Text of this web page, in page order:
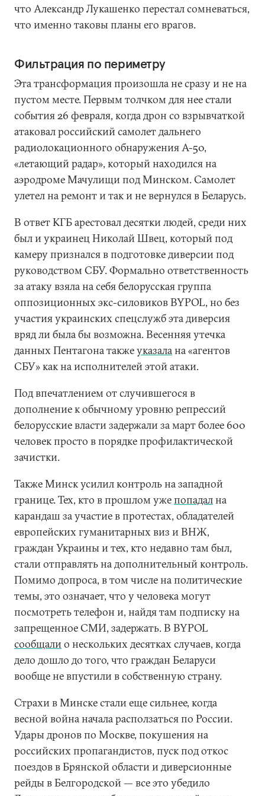
что Александр Лукашенко перестал сомневаться,
что именно таковы планы его врагов.
Фильтрация по периметру
Эта трансформация произошла не сразу и не на
пустом месте. Первым толчком для нее стали
события 26 февраля, когда дрон со взрывчаткой
атаковал российский самолет дальнего
радиолокационного обнаружения А-50,
«летающий радар», который находился на
аэродроме Мачулищи под Минском. Самолет
улетел на ремонт и так и не вернулся в Беларусь.
В ответ КГБ арестовал десятки людей, среди них
был и украинец Николай Швец, который под
камеру признался в подготовке диверсии под
руководством СБУ. Формально ответственность
за атаку взяла на себя белорусская группа
оппозиционных экс-силовиков BYPOL, но без
участия украинских спецслужб эта диверсия
вряд ли была бы возможна. Весенняя утечка
данных Пентагона такжеуказалана «агентов
СБУ» как на исполнителей этой атаки.
Под впечатлением от случившегося в
дополнение к обычному уровню репрессий
белорусские власти задержали за март более 600
человек просто в порядке профилактической
зачистки.
Также Минск усилил контроль на западной
границе. Тех, кто в прошлом ужепопадална
карандаш за участие в протестах, обладателей
европейских гуманитарных виз и ВНЖ,
граждан Украины и тех, кто недавно там был,
стали отправлять на дополнительный контроль.
Помимо допроса, в том числе на политические
темы, это означает, что у человека могут
посмотреть телефон и, найдя там подписку на
запрещенное СМИ, задержать. В BYPOL
сообщалио нескольких десятках случаев, когда
дело дошло до того, что граждан Беларуси
вообще не впустили в собственную страну.
Страхи в Минске стали еще сильнее, когда
весной война начала расползаться по России.
Удары дронов по Москве, покушения на
российских пропагандистов, пуск под откос
поездов в Брянской области и диверсионные
рейды в Белгородской — все это убедило